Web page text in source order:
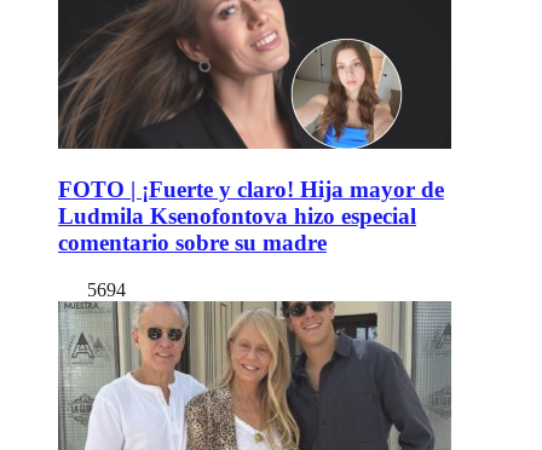
FOTO | ¡Fuerte y claro! Hija mayor de
Ludmila Ksenofontova hizo especial
comentario sobre su madre
5694